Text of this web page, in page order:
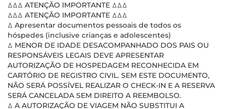
ꕔꕔꕔ ATENÇÃO IMPORTANTE ꕔꕔꕔ
ꕔꕔꕔ ATENÇÃO IMPORTANTE ꕔꕔꕔ
ꕔ Apresentar documentos pessoais de todos os
hóspedes (inclusive crianças e adolescentes)
ꕔ MENOR DE IDADE DESACOMPANHADO DOS PAIS OU
RESPONSÁVEIS LEGAIS DEVE APRESENTAR
AUTORIZAÇÃO DE HOSPEDAGEM RECONHECIDA EM
CARTÓRIO DE REGISTRO CIVIL. SEM ESTE DOCUMENTO,
NÃO SERÁ POSSÍVEL REALIZAR O CHECK-IN E A RESERVA
SERÁ CANCELADA SEM DIREITO A REEMBOLSO.
ꕔ A AUTORIZAÇÃO DE VIAGEM NÃO SUBSTITUI A